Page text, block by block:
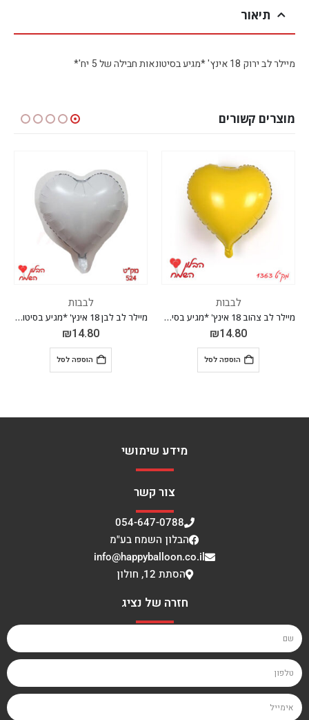
תיאור
מיילר לב ירוק 18 אינץ' *מגיע בסיטונאות חבילה של 5 יח'*
מוצרים קשורים
לבבות
₪14.80
הוספה לסל
לבבות
₪14.80
הוספה לסל
מידע שימושי
צור קשר
054-647-0788
הבלון השמח בע"מ
info@happyballoon.co.il
הסתת 12, חולון
חזרה של נציג